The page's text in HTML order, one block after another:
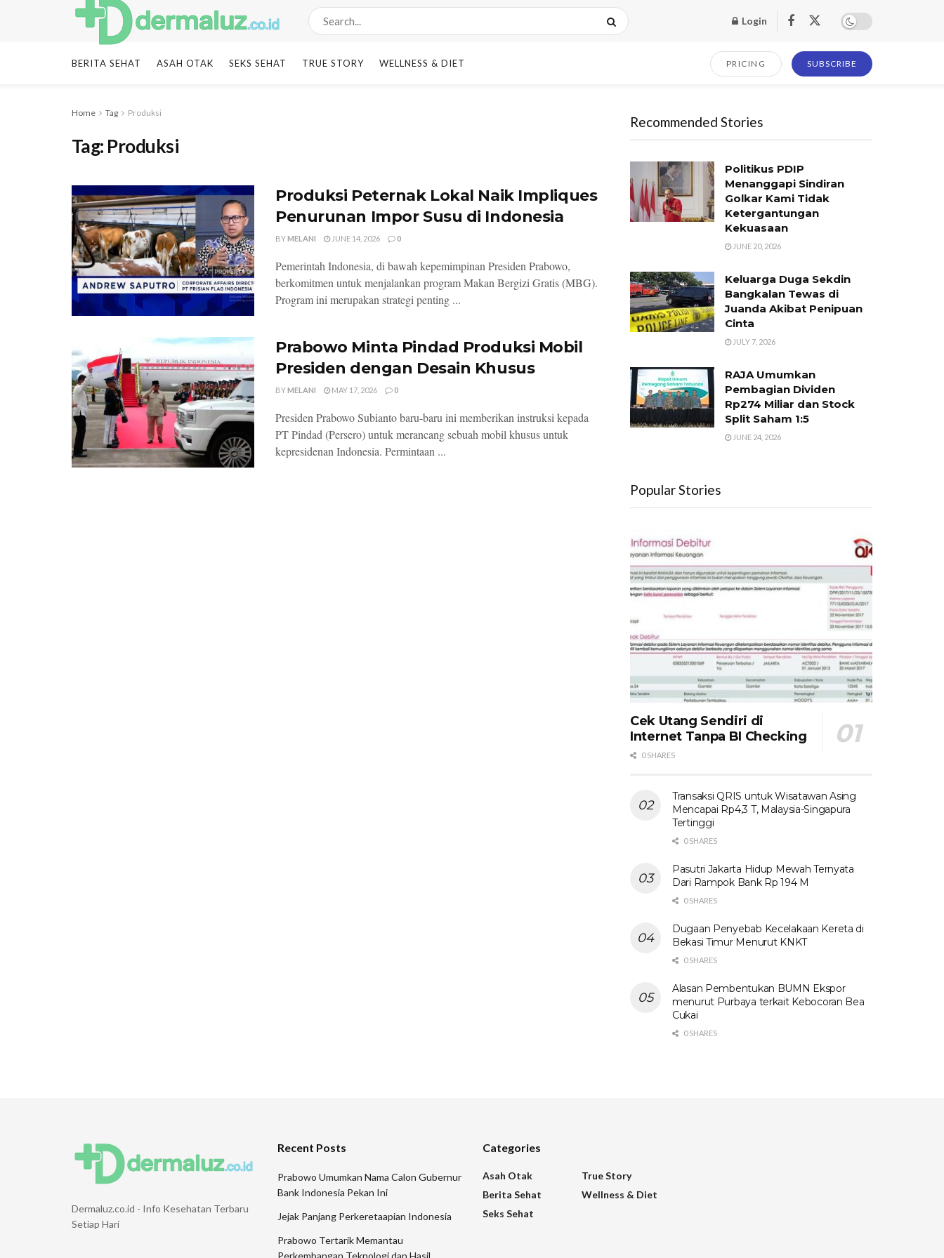
Login
BERITA SEHAT ASAH OTAK SEKS SEHAT TRUE STORY WELLNESS & DIET PRICING SUBSCRIBE
Home Tag Produksi
Tag: Produksi
Produksi Peternak Lokal Naik Impliques
Penurunan Impor Susu di Indonesia
BYMELANI JUNE 14, 2026 0
Pemerintah Indonesia, di bawah kepemimpinan Presiden Prabowo,
berkomitmen untuk menjalankan program Makan Bergizi Gratis (MBG).
Program ini merupakan strategi penting ...
Prabowo Minta Pindad Produksi Mobil
Presiden dengan Desain Khusus
BYMELANI MAY 17, 2026 0
Presiden Prabowo Subianto baru-baru ini memberikan instruksi kepada
PT Pindad (Persero) untuk merancang sebuah mobil khusus untuk
kepresidenan Indonesia. Permintaan ...
Recommended Stories
Politikus PDIP
Menanggapi Sindiran
Golkar Kami Tidak
Ketergantungan
Kekuasaan
JUNE 20, 2026
Keluarga Duga Sekdin
Bangkalan Tewas di
Juanda Akibat Penipuan
Cinta
JULY 7, 2026
RAJA Umumkan
Pembagian Dividen
Rp274 Miliar dan Stock
Split Saham 1:5
JUNE 24, 2026
Popular Stories
Cek Utang Sendiri di
Internet Tanpa BI Checking
0 SHARES
Transaksi QRIS untuk Wisatawan Asing
Mencapai Rp4,3 T, Malaysia-Singapura
Tertinggi
0 SHARES
Pasutri Jakarta Hidup Mewah Ternyata
Dari Rampok Bank Rp 194 M
0 SHARES
Dugaan Penyebab Kecelakaan Kereta di
Bekasi Timur Menurut KNKT
0 SHARES
Alasan Pembentukan BUMN Ekspor
menurut Purbaya terkait Kebocoran Bea
Cukai
0 SHARES
Dermaluz.co.id - Info Kesehatan Terbaru
Setiap Hari
Recent Posts
Prabowo Umumkan Nama Calon Gubernur
Bank Indonesia Pekan Ini
Jejak Panjang Perkeretaapian Indonesia
Prabowo Tertarik Memantau
Perkembangan Teknologi dan Hasil
Categories
Asah Otak
Berita Sehat
Seks Sehat
True Story
Wellness & Diet